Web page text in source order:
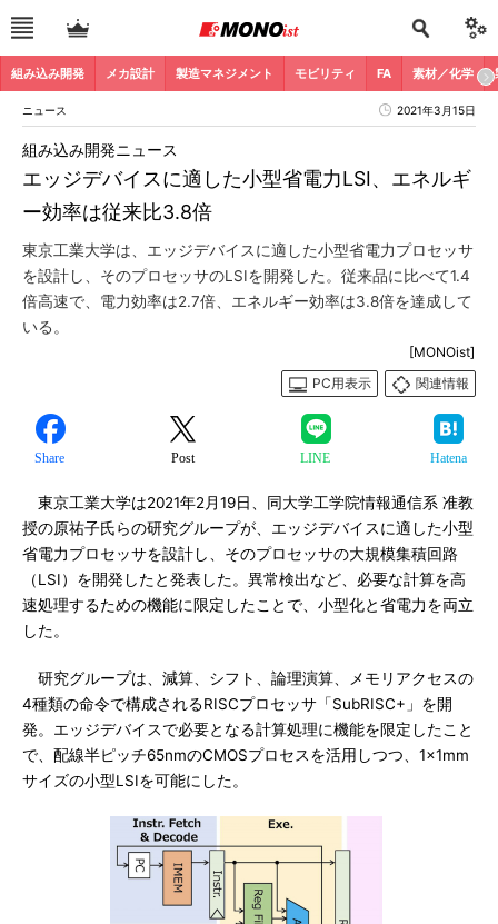
組み込み開発 メカ設計 製造マネジメント モビリティ FA 素材／化学
ニュース 2021年3月15日
エッジデバイスに適した小型省電力LSI、エネルギ
ー効率は従来比3.8倍
組み込み開発ニュース
東京工業大学は、エッジデバイスに適した小型省電力プロセッサ
を設計し、そのプロセッサのLSIを開発した。従来品に比べて1.4
倍高速で、電力効率は2.7倍、エネルギー効率は3.8倍を達成して
いる。
[MONOist]
PC用表示
関連情報
Share Post LINE Hatena
東京工業大学は2021年2月19日、同大学工学院情報通信系 准教
授の原祐子氏らの研究グループが、エッジデバイスに適した小型
省電力プロセッサを設計し、そのプロセッサの大規模集積回路
（LSI）を開発したと発表した。異常検出など、必要な計算を高
速処理するための機能に限定したことで、小型化と省電力を両立
した。
研究グループは、減算、シフト、論理演算、メモリアクセスの
4種類の命令で構成されるRISCプロセッサ「SubRISC+」を開
発。エッジデバイスで必要となる計算処理に機能を限定したこと
で、配線半ピッチ65nmのCMOSプロセスを活用しつつ、1×1mm
サイズの小型LSIを可能にした。